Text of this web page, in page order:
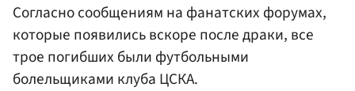
Согласно сообщениям на фанатских форумах,
которые появились вскоре после драки, все
трое погибших были футбольными
болельщиками клуба ЦСКА.